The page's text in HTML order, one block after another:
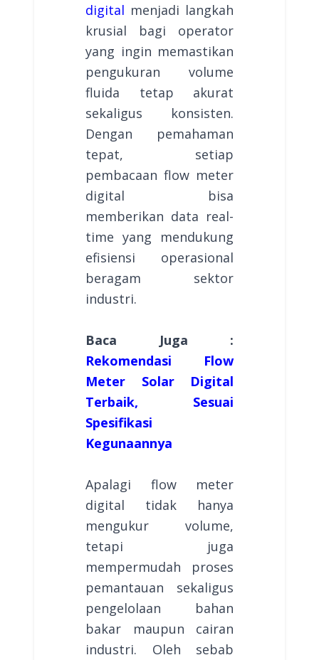
digital menjadi langkah
krusial bagi operator
yang ingin memastikan
pengukuran volume
fluida tetap akurat
sekaligus konsisten.
Dengan pemahaman
tepat, setiap
pembacaan flow meter
digital bisa
memberikan data real-
time yang mendukung
efisiensi operasional
beragam sektor
industri.
Baca Juga :
Rekomendasi Flow
Meter Solar Digital
Terbaik, Sesuai
Spesifikasi
Kegunaannya
Apalagi flow meter
digital tidak hanya
mengukur volume,
tetapi juga
mempermudah proses
pemantauan sekaligus
pengelolaan bahan
bakar maupun cairan
industri. Oleh sebab